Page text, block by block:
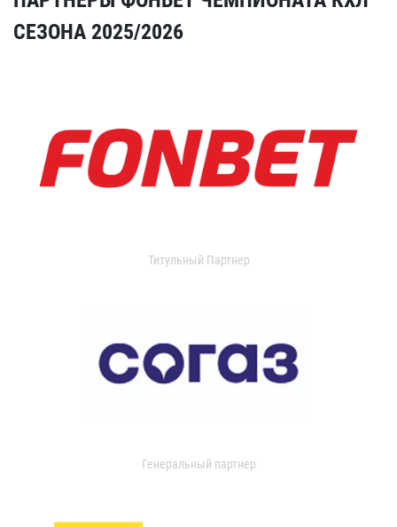
СЕЗОНА 2025/2026
Титульный Партнер
Генеральный партнер